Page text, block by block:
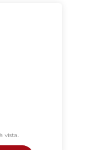
vista.